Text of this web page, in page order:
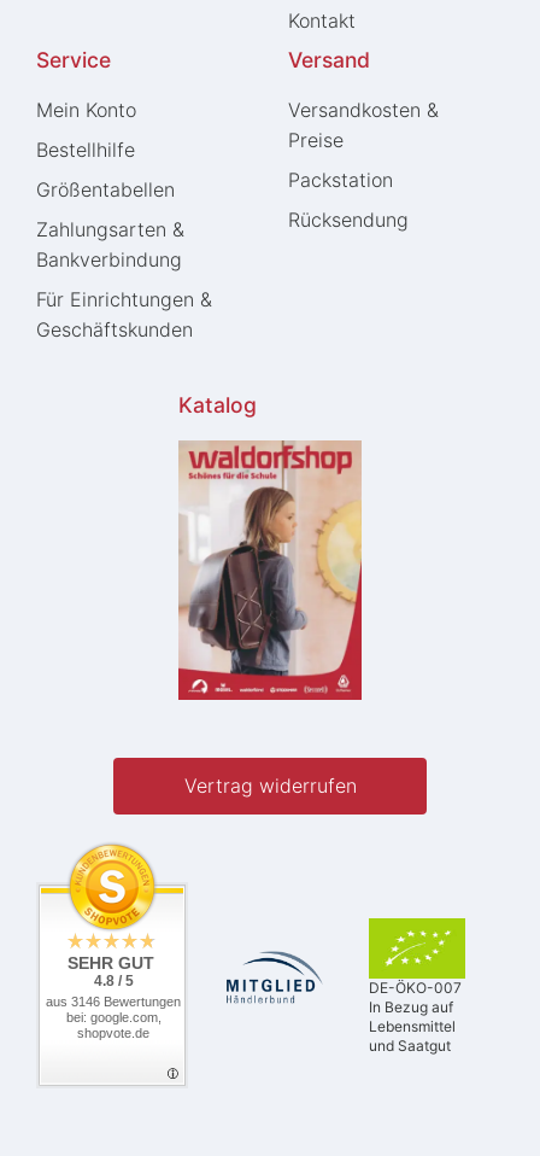
Kontakt
Service
Mein Konto
Bestellhilfe
Größentabellen
Zahlungsarten &
Bankverbindung
Für Einrichtungen &
Geschäftskunden
Versand
Versandkosten &
Preise
Packstation
Rücksendung
Katalog
Vertrag widerrufen
SEHR GUT
4.8 / 5
aus 3146 Bewertungen
bei: google.com,
shopvote.de
DE-ÖKO-007
In Bezug auf
Lebensmittel
und Saatgut